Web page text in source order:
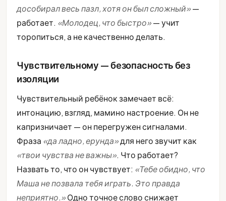
дособирал весь пазл, хотя он был сложный»—
работает. «Молодец, что быстро»— учит
торопиться, а не качественно делать.
Чувствительному — безопасность без
изоляции
Чувствительный ребёнок замечает всё:
интонацию, взгляд, мамино настроение. Он не
капризничает — он перегружен сигналами.
Фраза «да ладно, ерунда»для него звучит как
«твои чувства не важны». Что работает?
Назвать то, что он чувствует: «Тебе обидно, что
Маша не позвала тебя играть. Это правда
неприятно.»Одно точное слово снижает